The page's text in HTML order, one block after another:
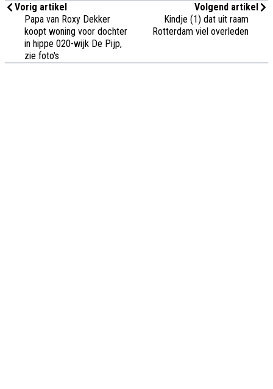
Vorig artikel
Papa van Roxy Dekker
koopt woning voor dochter
in hippe 020-wijk De Pijp,
zie foto's
Volgend artikel
Kindje (1) dat uit raam
Rotterdam viel overleden